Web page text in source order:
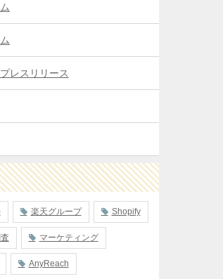
レスリリース
楽天グループ Shopify
マーケティング
AnyReach